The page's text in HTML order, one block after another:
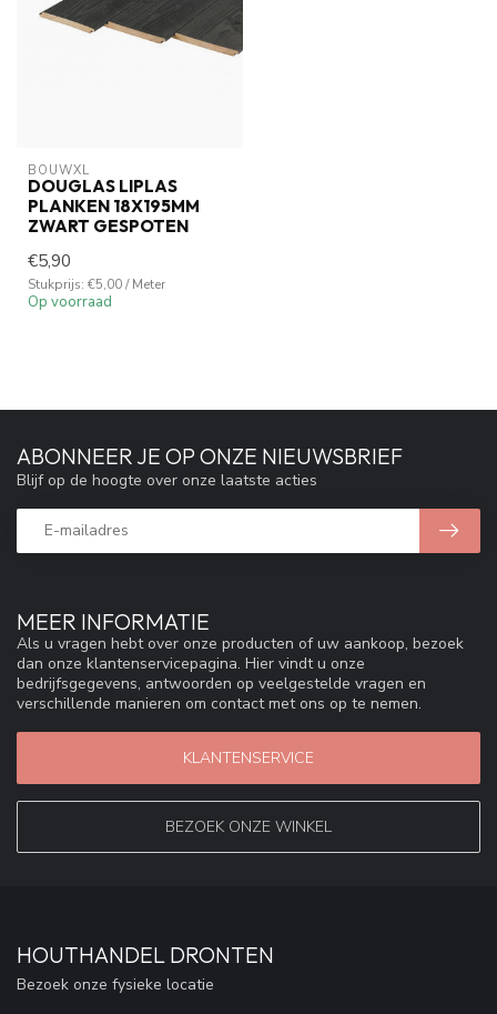
BOUWXL
DOUGLAS LIPLAS
PLANKEN 18X195MM
ZWART GESPOTEN
€5,90
Stukprijs: €5,00 / Meter
Op voorraad
MEER INFORMATIE
Als u vragen hebt over onze producten of uw aankoop, bezoek
dan onze klantenservicepagina. Hier vindt u onze
bedrijfsgegevens, antwoorden op veelgestelde vragen en
verschillende manieren om contact met ons op te nemen.
KLANTENSERVICE
BEZOEK ONZE WINKEL
ABONNEER JE OP ONZE NIEUWSBRIEF
Blijf op de hoogte over onze laatste acties
HOUTHANDEL DRONTEN
Bezoek onze fysieke locatie